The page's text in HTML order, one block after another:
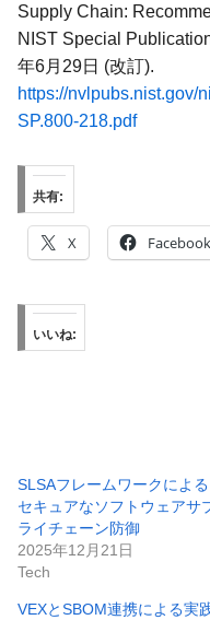
Supply Chain:
NIST Special
年6月29日 (改訂).
https://nvlpubs.nist.gov/
SP.800-218.pdf
共有:
X Facebook
いいね:
SLSAフレームワークによる
セキュアなソフトウェアサ
ライチェーン防御
2025年12月21日
Tech
VEXとSBOM連携による実